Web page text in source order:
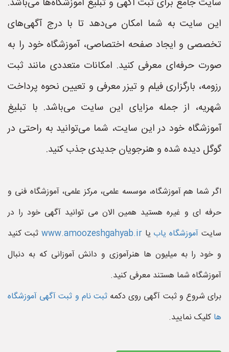
سایت جامع برای ثبت آگهی و تبلیغ آموزشگاه‌ها می‌باشد.
این سایت به شما امکان می‌دهد تا با درج آگهی‌های
تخصصی و ایجاد صفحه اختصاصی، آموزشگاه خود را به
صورت حرفه‌ای معرفی کنید. امکانات متعددی مانند ثبت
رزومه، بارگزاری فیلم و تیزر معرفی و تعیین نحوه پرداخت
شهریه، از جمله مزایای این سایت می‌باشد. با تبلیغ
آموزشگاه خود در این سایت، شما می‌توانید به راحتی در
گوگل دیده شده و هنرجویان جدیدی جذب کنید.
اگر شما هم آموزشگاه، موسسه علمی، مرکز علمی، آموزشگاه فنی و
حرفه ای و غیره هستید همین الان می توانید آگهی خود را در
سایت آموزشگاه یاب یاwww.amoozeshgahyab.ir ثبت کنید
و خود را به میلیون ها هنرآموزی و دانش آموزانی که به دنبال
آموزشگاه شما هستند معرفی کنید.
برای شروع و ثبت آگهی روی دکمهثبت نام و ثبت آگهی آموزشگاه
ها کلیک نمایید.